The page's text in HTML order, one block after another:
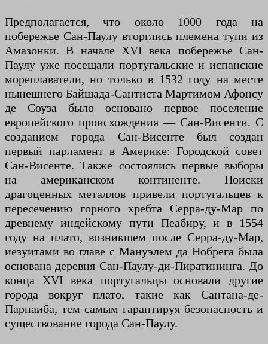
Предполагается, что около 1000 года на
побережье Сан-Паулу вторглись племена тупи из
Амазонки. В начале XVI века побережье Сан-
Паулу уже посещали португальские и испанские
мореплаватели, но только в 1532 году на месте
нынешнего Байшада-Сантиста Мартимом Афонсу
де Соуза было основано первое поселение
европейского происхождения — Сан-Висенти. С
созданием города Сан-Висенте был создан
первый парламент в Америке: Городской совет
Сан-Висенте. Также состоялись первые выборы
на американском континенте. Поиски
драгоценных металлов привели португальцев к
пересечению горного хребта Серра-ду-Мар по
древнему индейскому пути Пеабиру, и в 1554
году на плато, возникшем после Серра-ду-Мар,
иезуитами во главе с Мануэлем да Нобрега была
основана деревня Сан-Паулу-ди-Пиратининга. До
конца XVI века португальцы основали другие
города вокруг плато, такие как Сантана-де-
Парнаиба, тем самым гарантируя безопасность и
существование города Сан-Паулу.